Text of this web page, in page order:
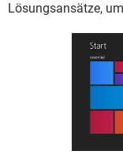
WHATSAPP
Lösungsansätze,